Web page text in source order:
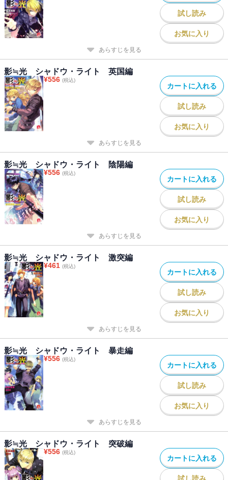
試し読み
お気に入り
あらすじを見る
影≒光 シャドウ・ライト 英国編
¥556 (税込)
カートに入れる
試し読み
お気に入り
あらすじを見る
影≒光 シャドウ・ライト 陰陽編
¥556 (税込)
カートに入れる
試し読み
お気に入り
あらすじを見る
影≒光 シャドウ・ライト 激突編
¥461 (税込)
カートに入れる
試し読み
お気に入り
あらすじを見る
影≒光 シャドウ・ライト 暴走編
¥556 (税込)
カートに入れる
試し読み
お気に入り
あらすじを見る
影≒光 シャドウ・ライト 突破編
¥556 (税込)
カートに入れる